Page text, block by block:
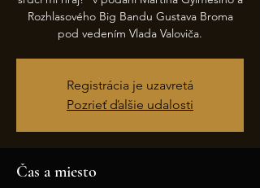
Rozhlasového Big Bandu Gustava Broma
pod vedením Vlada Valoviča.
Registrácia je uzavretá
Pozrieť ďalšie udalosti
Čas a miesto